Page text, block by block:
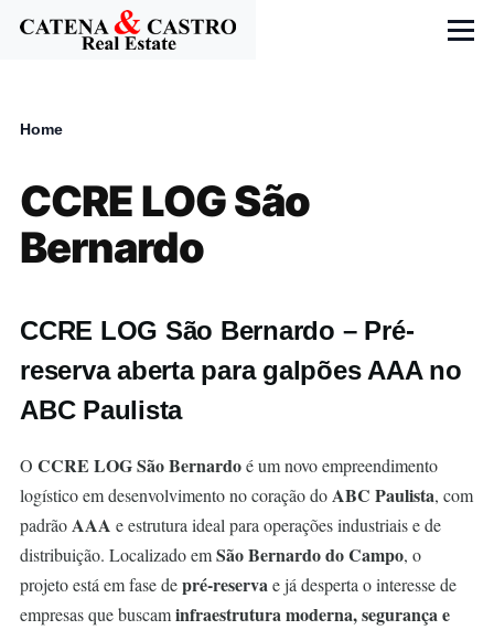
Skip to main content
Menu
Home
CCRE LOG São
Bernardo
CCRE LOG São Bernardo – Pré-
reserva aberta para galpões AAA no
ABC Paulista
O CCRE LOG São Bernardoé um novo empreendimento
logístico em desenvolvimento no coração doABC Paulista, com
padrãoAAA e estrutura ideal para operações industriais e de
distribuição. Localizado emSão Bernardo do Campo, o
projeto está em fase depré-reservae já desperta o interesse de
empresas que buscaminfraestrutura moderna, segurança e